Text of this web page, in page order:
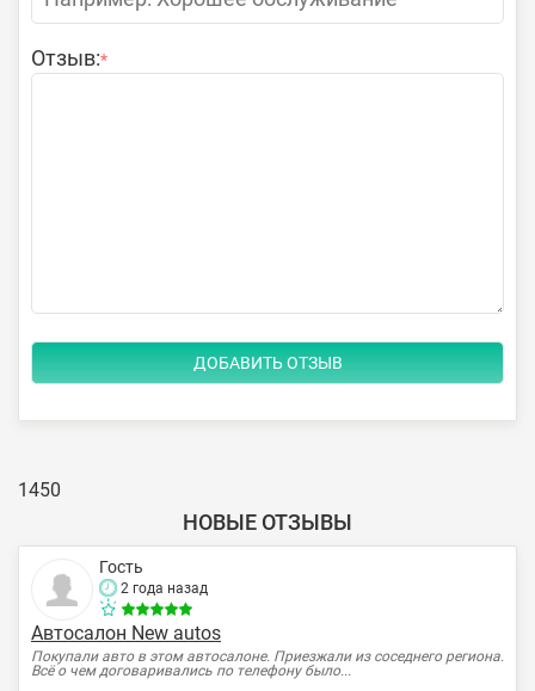
Отзыв:*
1450
НОВЫЕ ОТЗЫВЫ
Гость
2 года назад
Автосалон New autos
Покупали авто в этом автосалоне. Приезжали из соседнего региона.
Всё о чем договаривались по телефону было...